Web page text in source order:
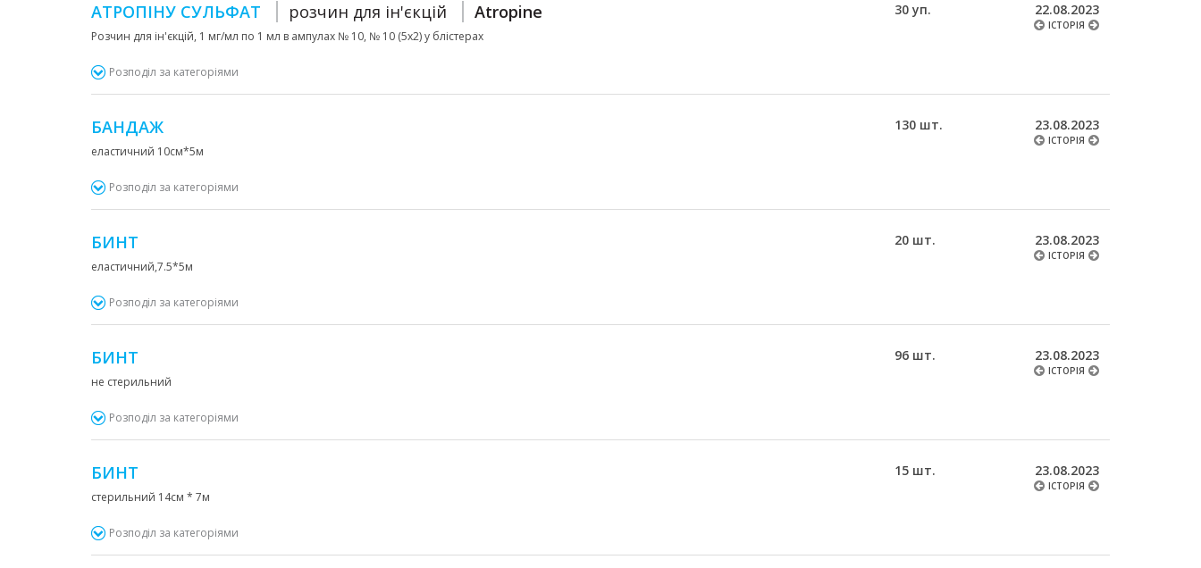
АТРОПІНУ СУЛЬФАТ розчин для ін'єкцій Atropine
Розчин для ін'єкцій, 1 мг/мл по 1 мл в ампулах № 10, № 10 (5х2) у блістерах
30 уп. 22.08.2023
ІСТОРІЯ
Розподіл за категоріями
БАНДАЖ
еластичний 10см*5м
130 шт. 23.08.2023
ІСТОРІЯ
Розподіл за категоріями
БИНТ
еластичний,7.5*5м
20 шт. 23.08.2023
ІСТОРІЯ
Розподіл за категоріями
БИНТ
не стерильний
96 шт. 23.08.2023
ІСТОРІЯ
Розподіл за категоріями
БИНТ
стерильний 14см * 7м
15 шт. 23.08.2023
ІСТОРІЯ
Розподіл за категоріями